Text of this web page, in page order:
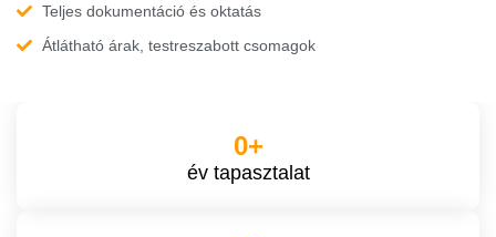
Teljes dokumentáció és oktatás
Átlátható árak, testreszabott csomagok
0+
év tapasztalat